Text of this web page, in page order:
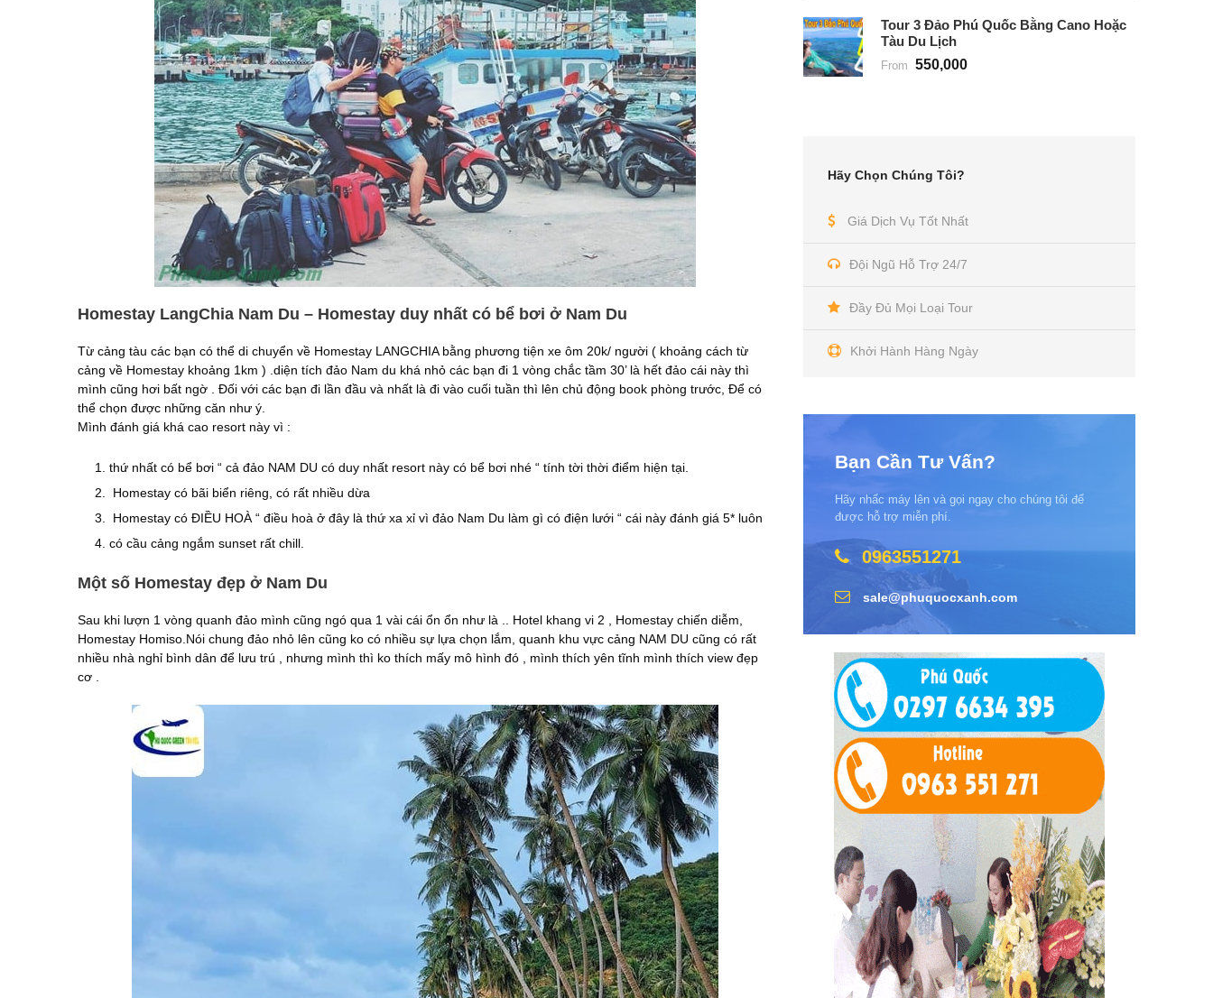
Homestay LangChia Nam Du – Homestay duy nhất có bể bơi ở Nam Du
Từ cảng tàu các bạn có thể di chuyển về Homestay LANGCHIA bằng phương tiện xe ôm 20k/ người ( khoảng cách từ
cảng về Homestay khoảng 1km ) .diện tích đảo Nam du khá nhỏ các bạn đi 1 vòng chắc tầm 30’ là hết đảo cái này thì
mình cũng hơi bất ngờ . Đối với các bạn đi lần đầu và nhất là đi vào cuối tuần thì lên chủ động book phòng trước, Để có
thể chọn được những căn như ý.
Mình đánh giá khá cao resort này vì :
thứ nhất có bể bơi “ cả đảo NAM DU có duy nhất resort này có bể bơi nhé “ tính tời thời điểm hiện tại.
Homestay có bãi biển riêng, có rất nhiều dừa
Homestay có ĐIỀU HOÀ “ điều hoà ở đây là thứ xa xỉ vì đảo Nam Du làm gì có điện lưới “ cái này đánh giá 5* luôn
có cầu cảng ngắm sunset rất chill.
Một số Homestay đẹp ở Nam Du
Sau khi lượn 1 vòng quanh đảo mình cũng ngó qua 1 vài cái ổn ổn như là .. Hotel khang vi 2 , Homestay chiến diễm,
Homestay Homiso.Nói chung đảo nhỏ lên cũng ko có nhiều sự lựa chọn lắm, quanh khu vực cảng NAM DU cũng có rất
nhiều nhà nghỉ bình dân để lưu trú , nhưng mình thì ko thích mấy mô hình đó , mình thích yên tĩnh mình thích view đẹp
cơ .
Tour 3 Đảo Phú Quốc Bằng Cano Hoặc
Tàu Du Lịch
From 550,000
Hãy Chọn Chúng Tôi?
Giá Dịch Vụ Tốt Nhất
Đội Ngũ Hỗ Trợ 24/7
Đầy Đủ Mọi Loại Tour
Khởi Hành Hàng Ngày
Bạn Cần Tư Vấn?
Hãy nhấc máy lên và gọi ngay cho chúng tôi để
được hỗ trợ miễn phí.
0963551271
sale@phuquocxanh.com